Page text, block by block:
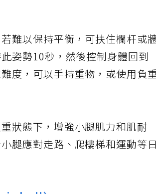
難以保持平衡，可扶住欄杆或
姿勢10秒，然後控制身體回到
度，可以手持重物，或使用負
狀態下，增強小腿肌力和肌耐
腿應對走路、爬樓梯和運動等